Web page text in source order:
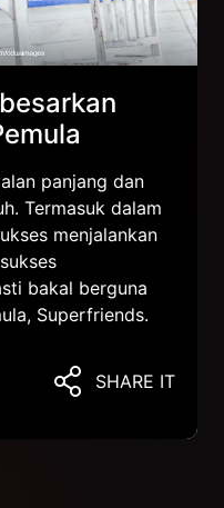
panjang dan
Termasuk dalam
menjalankan
bakal berguna
Superfriends.
SHARE IT